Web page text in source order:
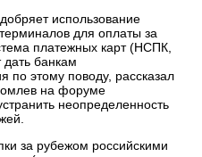
использование
для оплаты за
платежных карт (НСПК,
банкам
по этому поводу, рассказал
на форуме
неопределенность
за рубежом российскими